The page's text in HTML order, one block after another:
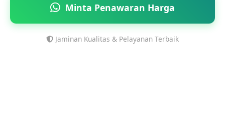
Minta Penawaran Harga
Jaminan Kualitas & Pelayanan Terbaik